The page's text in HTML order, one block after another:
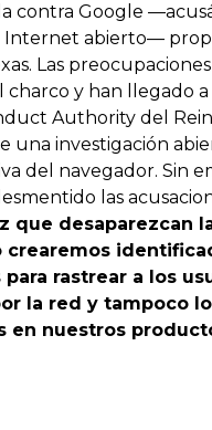
contra Google
abierto—
Las
charco y han llegado a
Authority del
una investigación
del navegador. Sin
las
que desaparezcan
crearemos
rastrear a los
la red y tampoco
en nuestros